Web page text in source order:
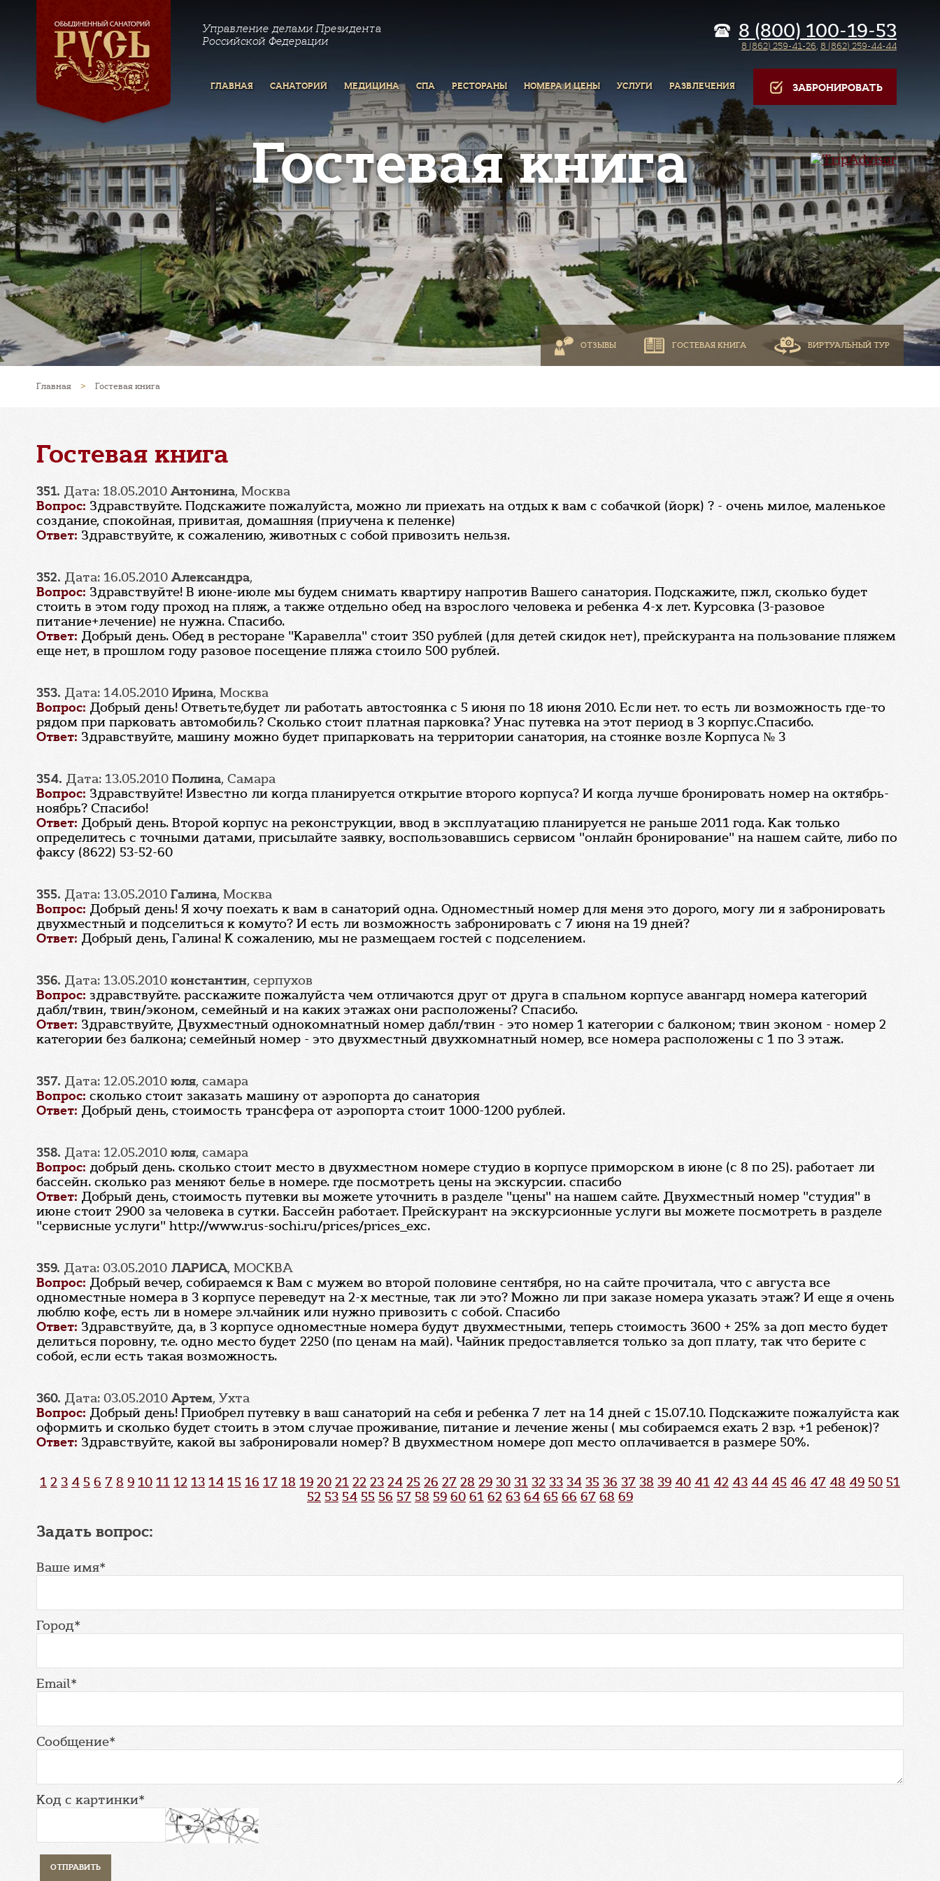
Управление делами Президента
Российской Федерации
8 (800) 100-19-53
8 (862) 259-41-26, 8 (862) 259-44-44
ГЛАВНАЯ САНАТОРИЙ МЕДИЦИНА СПА РЕСТОРАНЫ НОМЕРА И ЦЕНЫ УСЛУГИ РАЗВЛЕЧЕНИЯ ЗАБРОНИРОВАТЬ
Гостевая книга
ОТЗЫВЫ ГОСТЕВАЯ КНИГА ВИРТУАЛЬНЫЙ ТУР
Главная > Гостевая книга
Гостевая книга
351. Дата: 18.05.2010Антонина, Москва
Вопрос: Здравствуйте. Подскажите пожалуйста, можно ли приехать на отдых к вам с собачкой (йорк) ? - очень милое, маленькое
создание, спокойная, привитая, домашняя (приучена к пеленке)
Ответ: Здравствуйте, к сожалению, животных с собой привозить нельзя.
352. Дата: 16.05.2010Александра,
Вопрос: Здравствуйте! В июне-июле мы будем снимать квартиру напротив Вашего санатория. Подскажите, пжл, сколько будет
стоить в этом году проход на пляж, а также отдельно обед на взрослого человека и ребенка 4-х лет. Курсовка (3-разовое
питание+лечение) не нужна. Спасибо.
Ответ: Добрый день. Обед в ресторане "Каравелла" стоит 350 рублей (для детей скидок нет), прейскуранта на пользование пляжем
еще нет, в прошлом году разовое посещение пляжа стоило 500 рублей.
353. Дата: 14.05.2010 Ирина, Москва
Вопрос: Добрый день! Ответьте,будет ли работать автостоянка с 5 июня по 18 июня 2010. Если нет. то есть ли возможность где-то
рядом при парковать автомобиль? Сколько стоит платная парковка? Унас путевка на этот период в 3 корпус.Спасибо.
Ответ: Здравствуйте, машину можно будет припарковать на территории санатория, на стоянке возле Корпуса № 3
354. Дата: 13.05.2010 Полина, Самара
Вопрос: Здравствуйте! Известно ли когда планируется открытие второго корпуса? И когда лучше бронировать номер на октябрь-
ноябрь? Спасибо!
Ответ: Добрый день. Второй корпус на реконструкции, ввод в эксплуатацию планируется не раньше 2011 года. Как только
определитесь с точными датами, присылайте заявку, воспользовавшись сервисом "онлайн бронирование" на нашем сайте, либо по
факсу (8622) 53-52-60
355. Дата: 13.05.2010 Галина, Москва
Вопрос: Добрый день! Я хочу поехать к вам в санаторий одна. Одноместный номер для меня это дорого, могу ли я забронировать
двухместный и подселиться к комуто? И есть ли возможность забронировать с 7 июня на 19 дней?
Ответ: Добрый день, Галина! К сожалению, мы не размещаем гостей с подселением.
356. Дата: 13.05.2010 константин, серпухов
Вопрос: здравствуйте. расскажите пожалуйста чем отличаются друг от друга в спальном корпусе авангард номера категорий
дабл/твин, твин/эконом, семейный и на каких этажах они расположены? Спасибо.
Ответ: Здравствуйте, Двухместный однокомнатный номер дабл/твин - это номер 1 категории с балконом; твин эконом - номер 2
категории без балкона; семейный номер - это двухместный двухкомнатный номер, все номера расположены с 1 по 3 этаж.
357. Дата: 12.05.2010 юля, самара
Вопрос: сколько стоит заказать машину от аэропорта до санатория
Ответ: Добрый день, стоимость трансфера от аэропорта стоит 1000-1200 рублей.
358. Дата: 12.05.2010 юля, самара
Вопрос: добрый день. сколько стоит место в двухместном номере студио в корпусе приморском в июне (с 8 по 25). работает ли
бассейн. сколько раз меняют белье в номере. где посмотреть цены на экскурсии. спасибо
Ответ: Добрый день, стоимость путевки вы можете уточнить в разделе "цены" на нашем сайте. Двухместный номер "студия" в
июне стоит 2900 за человека в сутки. Бассейн работает. Прейскурант на экскурсионные услуги вы можете посмотреть в разделе
"сервисные услуги" http://www.rus-sochi.ru/prices/prices_exc.
359. Дата: 03.05.2010 ЛАРИСА, МОСКВА
Вопрос: Добрый вечер, собираемся к Вам с мужем во второй половине сентября, но на сайте прочитала, что с августа все
одноместные номера в 3 корпусе переведут на 2-х местные, так ли это? Можно ли при заказе номера указать этаж? И еще я очень
люблю кофе, есть ли в номере эл.чайник или нужно привозить с собой. Спасибо
Ответ: Здравствуйте, да, в 3 корпусе одноместные номера будут двухместными, теперь стоимость 3600 + 25% за доп место будет
делиться поровну, т.е. одно место будет 2250 (по ценам на май). Чайник предоставляется только за доп плату, так что берите с
собой, если есть такая возможность.
360. Дата: 03.05.2010Артем, Ухта
Вопрос: Добрый день! Приобрел путевку в ваш санаторий на себя и ребенка 7 лет на 14 дней с 15.07.10. Подскажите пожалуйста как
оформить и сколько будет стоить в этом случае проживание, питание и лечение жены ( мы собираемся ехать 2 взр. +1 ребенок)?
Ответ: Здравствуйте, какой вы забронировали номер? В двухместном номере доп место оплачивается в размере 50%.
1 2 3 4 5 6 7 8 9 10 11 12 13 14 15 16 17 18 19 20 21 22 23 24 25 26 27 28 29 30 31 32 33 34 35 36 37 38 39 40 41 42 43 44 45 46 47 48 49 50 51
52 53 54 55 56 57 58 59 60 61 62 63 64 65 66 67 68 69
Задать вопрос:
Ваше имя*
Город*
Email*
Сообщение*
Код с картинки*